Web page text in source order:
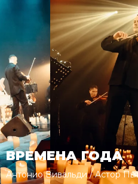
ВРЕМЕНА ГОДА
Антонио Вивальди / Астор